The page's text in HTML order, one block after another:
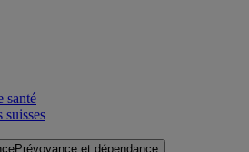
santé
suisses
Prévoyance et dépendance